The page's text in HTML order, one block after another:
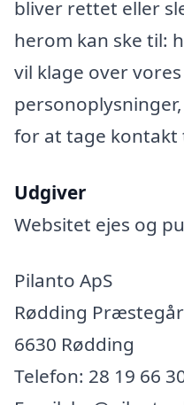
bliver rettet eller
herom kan ske til:
vil klage over
for at tage kontakt
Udgiver
Websitet ejes og
Pilanto ApS
Rødding
6630 Rødding
Telefon: 28 19 66